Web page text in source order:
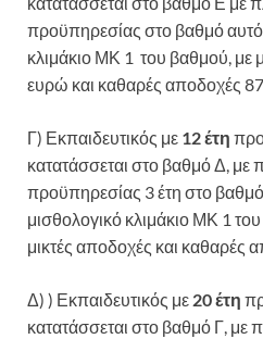
προϋπηρεσίας στο βαθμό αυτό
κλιμάκιο ΜΚ 1 του βαθμού, με
ευρώ και καθαρές αποδοχές
Γ) Εκπαιδευτικός με 12 έτη
κατατάσσεται στο βαθμό Δ, με
προϋπηρεσίας 3 έτη στο βαθμό
μισθολογικό κλιμάκιο ΜΚ 1
μικτές αποδοχές και
Δ) ) Εκπαιδευτικός με 20 έτη
κατατάσσεται στο βαθμό Γ, με